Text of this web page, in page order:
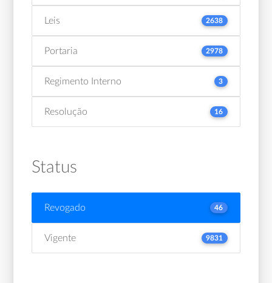
Leis 2638
Portaria 2978
Regimento Interno 3
Resolução 16
Status
Revogado 46
Vigente 9831